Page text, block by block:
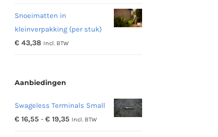
€ 48,16
Snoeimatten in
kleinverpakking (per stuk)
€ 43,38 Incl. BTW
Aanbiedingen
Swageless Terminals Small
€ 16,55 - € 19,35 Prijsklasse:
Incl. BTW